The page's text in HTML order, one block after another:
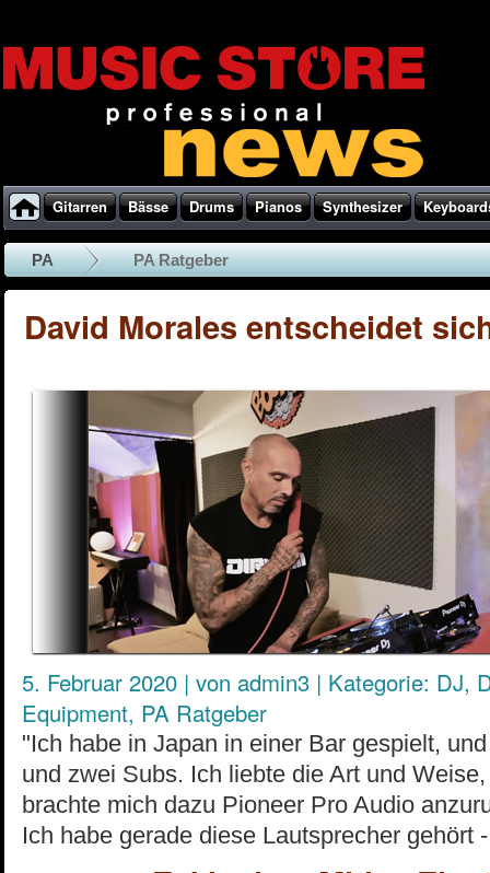
Gitarren Bässe Drums Pianos Synthesizer
PA PA Ratgeber
David Morales entscheidet
5. Februar 2020 | von admin3 | Kategorie: DJ,
Equipment, PA Ratgeber
"Ich habe in Japan in einer Bar gespielt,
und zwei Subs. Ich liebte die Art und
brachte mich dazu Pioneer Pro Audio
Ich habe gerade diese Lautsprecher gehört